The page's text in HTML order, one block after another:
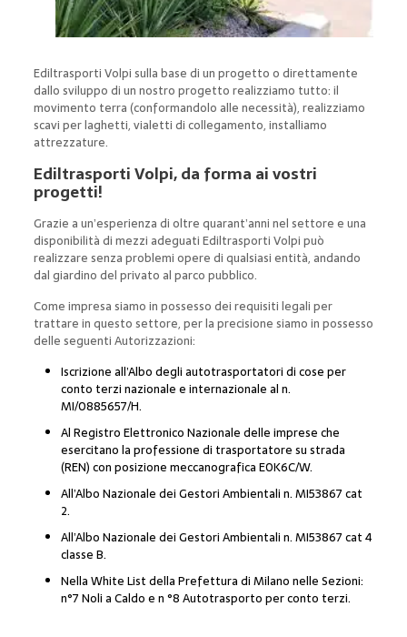
Ediltrasporti Volpi sulla base di un progetto o direttamente
dallo sviluppo di un nostro progetto realizziamo tutto: il
movimento terra (conformandolo alle necessità), realizziamo
scavi per laghetti, vialetti di collegamento, installiamo
attrezzature.
Ediltrasporti Volpi, da forma ai vostri
progetti!
Grazie a un’esperienza di oltre quarant’anni nel settore e una
disponibilità di mezzi adeguati Ediltrasporti Volpi può
realizzare senza problemi opere di qualsiasi entità, andando
dal giardino del privato al parco pubblico.
Come impresa siamo in possesso dei requisiti legali per
trattare in questo settore, per la precisione siamo in possesso
delle seguenti Autorizzazioni:
Iscrizione all’Albo degli autotrasportatori di cose per
conto terzi nazionale e internazionale al n.
MI/0885657/H.
Al Registro Elettronico Nazionale delle imprese che
esercitano la professione di trasportatore su strada
(REN) con posizione meccanografica E0K6C/W.
All’Albo Nazionale dei Gestori Ambientali n. MI53867 cat
2.
All’Albo Nazionale dei Gestori Ambientali n. MI53867 cat 4
classe B.
Nella White List della Prefettura di Milano nelle Sezioni:
n°7 Noli a Caldo e n °8 Autotrasporto per conto terzi.